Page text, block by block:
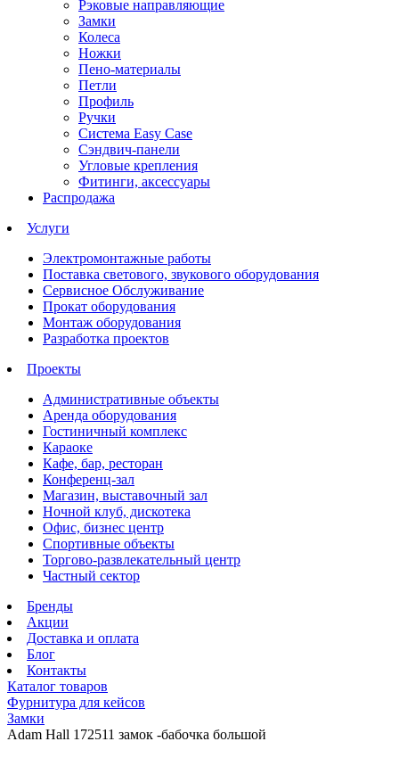
Рэковые направляющие
Замки
Колеса
Ножки
Пено-материалы
Петли
Профиль
Ручки
Система Easy Case
Сэндвич-панели
Угловые крепления
Фитинги, аксессуары
Распродажа
Услуги
Электромонтажные работы
Поставка светового, звукового оборудования
Сервисное Обслуживание
Прокат оборудования
Монтаж оборудования
Разработка проектов
Проекты
Административные объекты
Аренда оборудования
Гостиничный комплекс
Караоке
Кафе, бар, ресторан
Конференц-зал
Магазин, выставочный зал
Ночной клуб, дискотека
Офис, бизнес центр
Спортивные объекты
Торгово-развлекательный центр
Частный сектор
Бренды
Акции
Доставка и оплата
Блог
Контакты
Каталог товаров
Фурнитура для кейсов
Замки
Adam Hall 172511 замок -бабочка большой